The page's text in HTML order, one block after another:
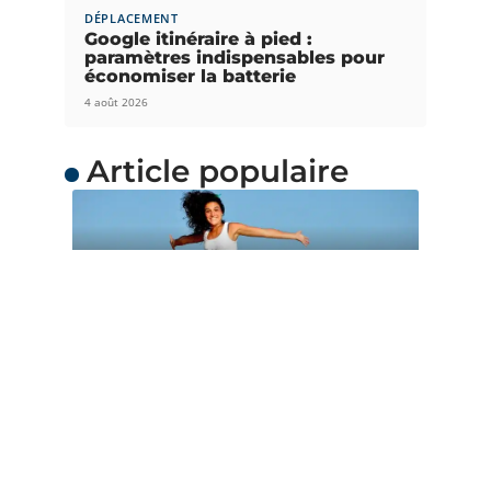
DÉPLACEMENT
Google itinéraire à pied :
paramètres indispensables pour
économiser la batterie
4 août 2026
Article populaire